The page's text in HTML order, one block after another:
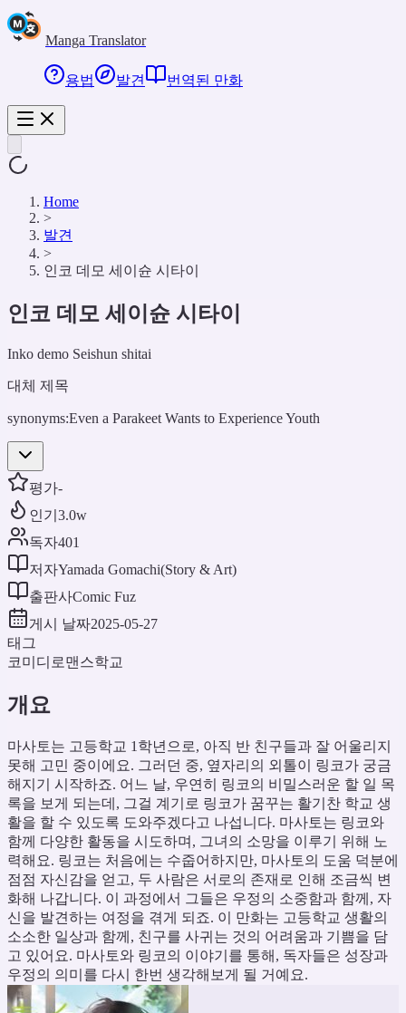
Manga Translator
용법 발견 번역된 만화
Home
>
발견
>
인코 데모 세이슌 시타이
인코 데모 세이슌 시타이
Inko demo Seishun shitai
대체 제목
synonyms:Even a Parakeet Wants to Experience Youth
평가-
인기 3.0w
독자401
저자Yamada Gomachi(Story & Art)
출판사Comic Fuz
게시 날짜2025-05-27
태그
코미디 로맨스학교
개요
마사토는 고등학교 1학년으로, 아직 반 친구들과 잘 어울리지
못해 고민 중이에요. 그러던 중, 옆자리의 외톨이 링코가 궁금
해지기 시작하죠. 어느 날, 우연히 링코의 비밀스러운 할 일 목
록을 보게 되는데, 그걸 계기로 링코가 꿈꾸는 활기찬 학교 생
활을 할 수 있도록 도와주겠다고 나섭니다. 마사토는 링코와
함께 다양한 활동을 시도하며, 그녀의 소망을 이루기 위해 노
력해요. 링코는 처음에는 수줍어하지만, 마사토의 도움 덕분에
점점 자신감을 얻고, 두 사람은 서로의 존재로 인해 조금씩 변
화해 나갑니다. 이 과정에서 그들은 우정의 소중함과 함께, 자
신을 발견하는 여정을 겪게 되죠. 이 만화는 고등학교 생활의
소소한 일상과 함께, 친구를 사귀는 것의 어려움과 기쁨을 담
고 있어요. 마사토와 링코의 이야기를 통해, 독자들은 성장과
우정의 의미를 다시 한번 생각해보게 될 거예요.